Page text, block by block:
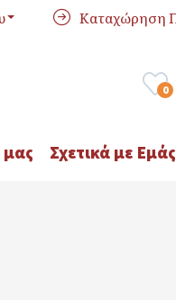
Καταχώρηση
0
Σχετικά με Εμάς